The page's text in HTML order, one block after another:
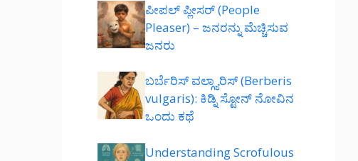
ಪೀಪಲ್ ಪ್ಲೀಸರ್ (People
Pleaser) – ಜನರನ್ನು ಮೆಚ್ಚಿಸುವ
ಜನರು
ಬರ್ಬೆರಿಸ್ ವಲ್ಗ್ಯಾರಿಸ್ (Berberis
vulgaris): ಕಿಡ್ನಿ ಸ್ಟೋನ್ ನೋವಿನ
ಒಂದು ಕಥೆ
Understanding Scrofulous